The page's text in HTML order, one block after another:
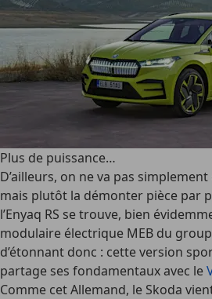
Plus de puissance…
D’ailleurs, on ne va pas
mais plutôt la démonter pièce par
l’Enyaq RS se trouve, bien
modulaire électrique MEB du
d’étonnant donc : cette version
partage ses fondamentaux avec le
Comme cet Allemand, le Skoda